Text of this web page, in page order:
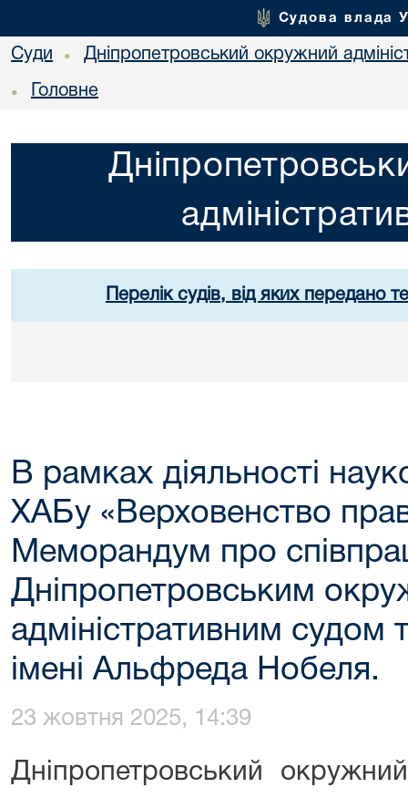
Судова влада
Суди • Дніпропетровський окружний
• Головне
Перелік судів, від яких передано
В рамках діяльності
ХАБу «Верховенство
Меморандум про
Дніпропетровським
адміністративним судом
імені Альфреда Нобеля.
23 жовтня 2025, 14:39
Дніпропетровський